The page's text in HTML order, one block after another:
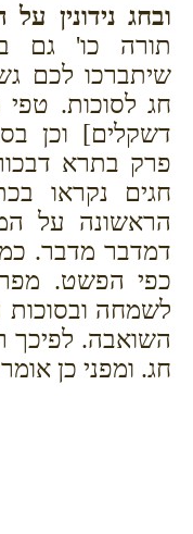
ובחג נידונין על
תורה כו' גם
שיתברכו לכם
חג לסוכות.
דשקלים] וכן
פרק בתרא
חגים נקראו
הראשונה על
דמדבר מדבר.
כפי הפשט.
לשמחה
השואבה. לפיכך
חג. ומפני כן